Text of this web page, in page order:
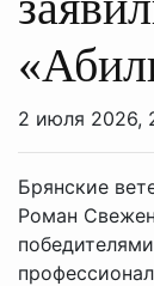
2 июля 2026,
Брянские
Роман